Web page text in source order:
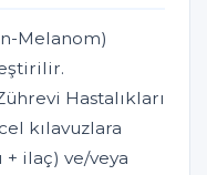
Melanom)
Hastalıkları
kılavuzlara
+ ilaç) ve/veya